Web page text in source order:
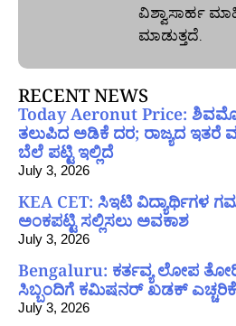
ವಿಶ್ವಾಸಾರ್ಹ
ಮಾಡುತ್ತದೆ.
RECENT NEWS
Today Aeronut Price:
ತಲುಪಿದ ಅಡಿಕೆ ದರ; ರಾಜ್ಯದ ಇತರೆ
ಬೆಲೆ ಪಟ್ಟಿ ಇಲ್ಲಿದೆ
July 3, 2026
KEA CET: ಸಿಇಟಿ ವಿದ್ಯಾರ್ಥಿಗಳ
ಅಂಕಪಟ್ಟಿ ಸಲ್ಲಿಸಲು ಅವಕಾಶ
July 3, 2026
Bengaluru: ಕರ್ತವ್ಯ ಲೋಪ
ಸಿಬ್ಬಂದಿಗೆ ಕಮಿಷನರ್ ಖಡಕ್ ಎಚ್ಚರಿಕೆ
July 3, 2026